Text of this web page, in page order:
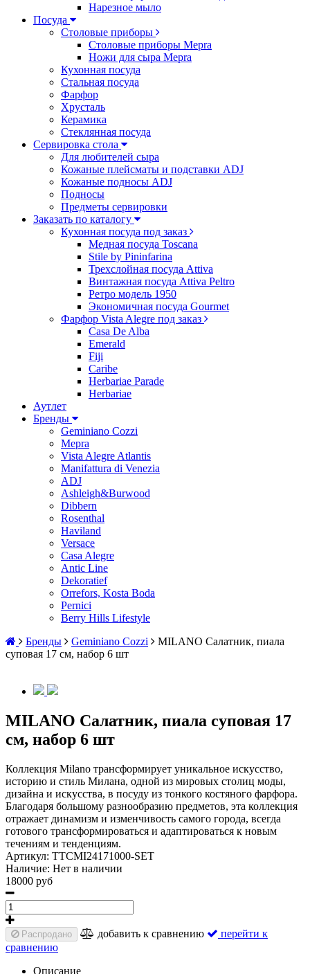
Нарезное мыло
Посуда
Столовые приборы
Столовые приборы Mepra
Ножи для сыра Mepra
Кухонная посуда
Стальная посуда
Фарфор
Хрусталь
Керамика
Стеклянная посуда
Сервировка стола
Для любителей сыра
Кожаные плейсматы и подставки ADJ
Кожаные подносы ADJ
Подносы
Предметы сервировки
Заказать по каталогу
Кухонная посуда под заказ
Медная посуда Toscana
Stile by Pininfarina
Трехслойная посуда Attiva
Винтажная посуда Attiva Peltro
Ретро модель 1950
Экономичная посуда Gourmet
Фарфор Vista Alegre под заказ
Casa De Alba
Emerald
Fiji
Caribe
Herbariae Parade
Herbariae
Аутлет
Бренды
Geminiano Cozzi
Mepra
Vista Alegre Atlantis
Manifattura di Venezia
ADJ
Ashleigh&Burwood
Dibbern
Rosenthal
Haviland
Versace
Casa Alegre
Antic Line
Dekoratief
Orrefors, Kosta Boda
Pernici
Berry Hills Lifestyle
Бренды
Geminiano Cozzi
MILANO Салатник, пиала
суповая 17 см, набор 6 шт
MILANO Салатник, пиала суповая 17
см, набор 6 шт
Коллекция Milano трансформирует уникальное искусство,
историю и стиль Милана, одной из мировых столиц моды,
дизайна и искусства, в посуду из тонкого костяного фарфора.
Благодаря большому разнообразию предметов, эта коллекция
отражает динамизм и изменчивость самого города, всегда
готового трансформироваться и адаптироваться к новым
течениям и тенденциям.
Артикул: TTCMI24171000-SET
Наличие: Нет в наличии
18000 руб
Распродано добавить к сравнению
перейти к
сравнению
Описание